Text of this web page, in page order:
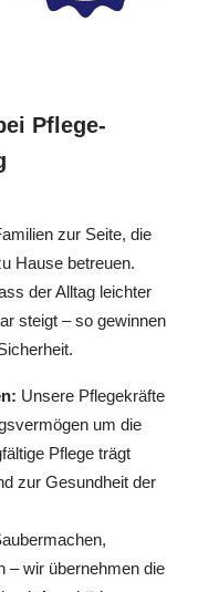
Pflege-
zur Seite, die
Hause betreuen.
der Alltag leichter
steigt – so gewinnen
Unsere Pflegekräfte
um die
Pflege trägt
zur Gesundheit der
– wir übernehmen die